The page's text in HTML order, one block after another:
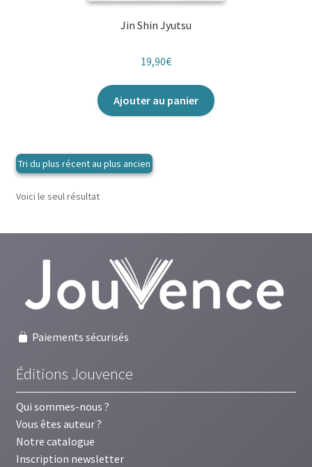
Jin Shin Jyutsu
19,90€
Ajouter au panier
Voici le seul résultat
Paiements sécurisés
Éditions Jouvence
Qui sommes-nous ?
Vous êtes auteur ?
Notre catalogue
Inscription newsletter